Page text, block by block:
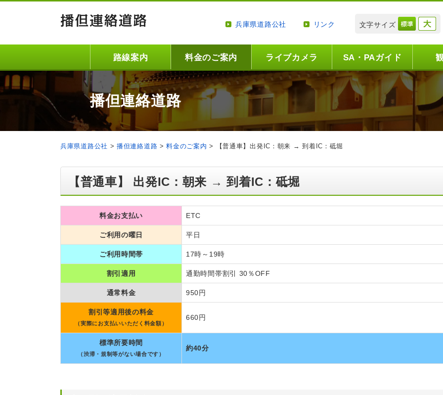
兵庫県道路公社 リンク 文字サイズ
路線案内 料金のご案内 ライブカメラ SA・PAガイド
播但連絡道路
兵庫県道路公社 >播但連絡道路 >料金のご案内 > 【普通車】出発IC：朝来 → 到着IC：砥堀
【普通車】 出発IC：朝来 → 到着IC：砥堀
料金お支払い ETC
ご利用の曜日 平日
ご利用時間帯 17時～19時
割引適用 通勤時間帯割引 30％OFF
通常料金 950円
割引等適用後の料金
（実際にお支払いいただく料金額）
660円
標準所要時間
（渋滞・規制等がない場合です）
約40分